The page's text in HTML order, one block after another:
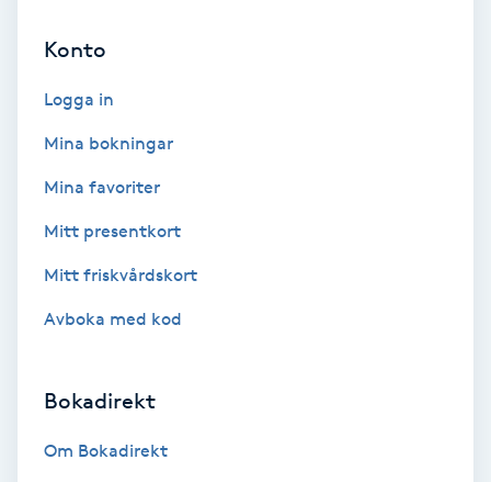
Healing
Herrklippning
Hollywood Peel
Hot yoga
Konto
Logga in
Mina bokningar
Mina favoriter
Mitt presentkort
Mitt friskvårdskort
Avboka med kod
Bokadirekt
Om Bokadirekt